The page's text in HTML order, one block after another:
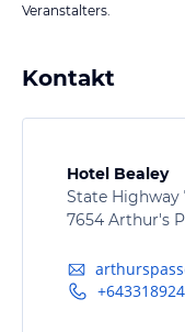
Veranstalters.
Kontakt
Hotel Bealey
State Highway
7654 Arthur's